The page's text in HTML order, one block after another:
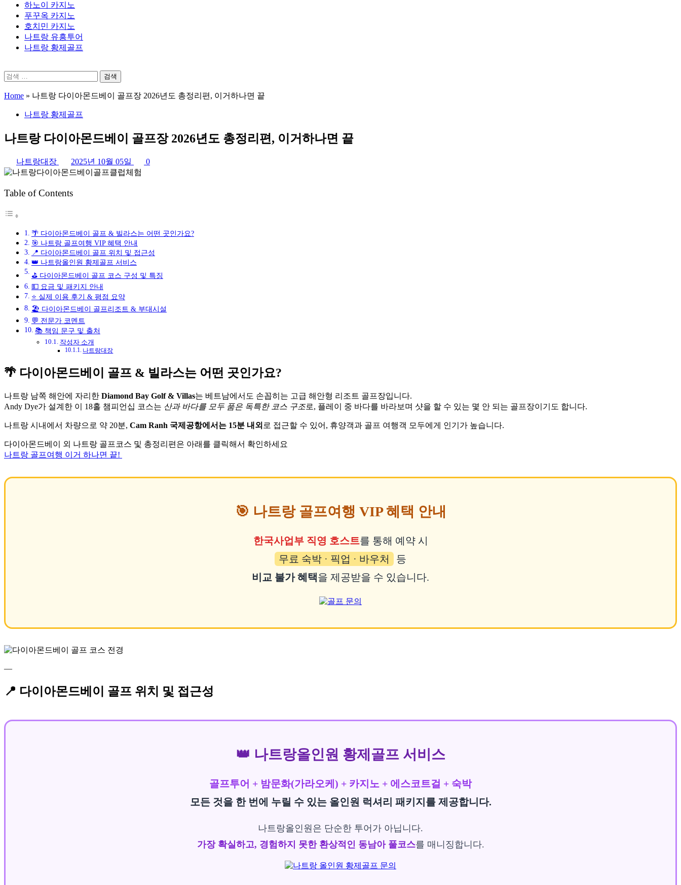
하노이 카지노
푸꾸옥 카지노
호치민 카지노
나트랑 유흥투어
나트랑 황제골프
검
Home » 나트랑 다이아몬드베이 골프장 2026년도 총정리편, 이거하나면 끝
나트랑 황제골프
나트랑 다이아몬드베이 골프장 2026년도 총정리편, 이거하나면 끝
나트랑대장 2025년 10월 05일 0
Table of Contents
🌴 다이아몬드베이 골프 & 빌라스는 어떤 곳인가요?
🎯 나트랑 골프여행 VIP 혜택 안내
📍 다이아몬드베이 골프 위치 및 접근성
👑 나트랑올인원 황제골프 서비스
⛳ 다이아몬드베이 골프 코스 구성 및 특징
💵 요금 및 패키지 안내
⭐ 실제 이용 후기 & 평점 요약
🏖️ 다이아몬드베이 골프리조트 & 부대시설
💬 전문가 코멘트
📚 책임 문구 및 출처
작성자 소개
나트랑대장
🌴 다이아몬드베이 골프 & 빌라스는 어떤 곳인가요?
나트랑 남쪽 해안에 자리한 Diamond Bay Golf & Villas는 베트남에서도 손꼽히는 고급 해안형 리조트 골프장입니다.
Andy Dye가 설계한 이 18홀 챔피언십 코스는 산과 바다를 모두 품은 독특한 코스 구조로, 플레이 중 바다를 바라보며 샷을 할 수 있는 몇 안 되는 골프장이기도 합니다.
나트랑 시내에서 차량으로 약 20분, Cam Ranh 국제공항에서는 15분 내외 로 접근할 수 있어, 휴양객과 골프 여행객 모두에게 인기가 높습니다.
다이아몬드베이 외 나트랑 골프코스 및 총정리편은 아래를 클릭해서 확인하세요
나트랑 골프여행 이거 하나면 끝!
🎯 나트랑 골프여행 VIP 혜택 안내
한국사업부 직영 호스트를 통해 예약 시
무료 숙박 · 픽업 · 바우처
등
비교 불가 혜택을 제공받을 수 있습니다.
—
📍 다이아몬드베이 골프 위치 및 접근성
👑 나트랑올인원 황제골프 서비스
골프투어 + 밤문화(가라오케) + 카지노 + 에스코트걸 + 숙박
모든 것을 한 번에 누릴 수 있는 올인원 럭셔리 패키지 를 제공합니다.
나트랑올인원은 단순한 투어가 아닙니다.
가장 확실하고, 경험하지 못한 환상적인 동남아 풀코스를 매니징합니다.